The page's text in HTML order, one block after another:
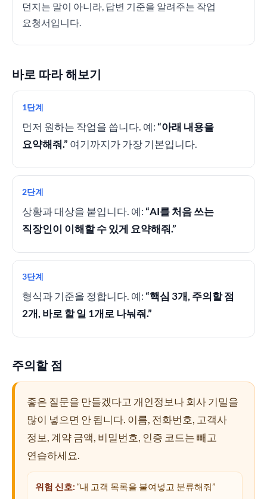
던지는 말이 아니라, 답변 기준을 알려주는 작업
요청서입니다.
바로 따라 해보기
1단계
먼저 원하는 작업을 씁니다. 예:“아래 내용을
요약해줘.” 여기까지가 가장 기본입니다.
2단계
상황과 대상을 붙입니다. 예:“AI를 처음 쓰는
직장인이 이해할 수 있게 요약해줘.”
3단계
형식과 기준을 정합니다. 예:“핵심 3개, 주의할 점
2개, 바로 할 일 1개로 나눠줘.”
주의할 점
좋은 질문을 만들겠다고 개인정보나 회사 기밀을
많이 넣으면 안 됩니다. 이름, 전화번호, 고객사
정보, 계약 금액, 비밀번호, 인증 코드는 빼고
연습하세요.
위험 신호: “내 고객 목록을 붙여넣고 분류해줘”